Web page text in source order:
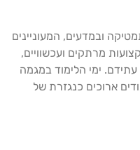
ובמדעים, המעוניינים
מרתקים ועכשוויים,
ימי הלימוד במגמה
ארוכים כנגזרת של